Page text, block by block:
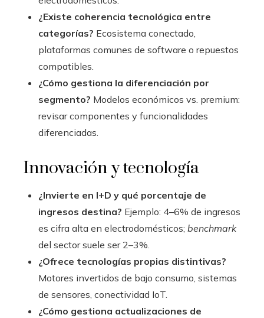
¿Existe coherencia tecnológica entre
categorías? Ecosistema conectado,
plataformas comunes de software o repuestos
compatibles.
¿Cómo gestiona la diferenciación por
segmento? Modelos económicos vs. premium:
revisar componentes y funcionalidades
diferenciadas.
Innovación y tecnología
¿Invierte en I+D y qué porcentaje de
ingresos destina? Ejemplo: 4–6% de ingresos
es cifra alta en electrodomésticos; benchmark
del sector suele ser 2–3%.
¿Ofrece tecnologías propias distintivas?
Motores invertidos de bajo consumo, sistemas
de sensores, conectividad IoT.
¿Cómo gestiona actualizaciones de